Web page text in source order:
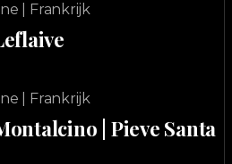
| Frankrijk
| Frankrijk
| Pieve Santa